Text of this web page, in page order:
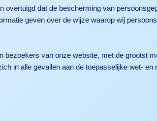
dat de bescherming van
geven over de wijze waarop wij
van onze website, met de grootst
in alle gevallen aan de toepasselijke wet-